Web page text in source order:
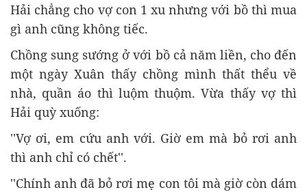
Hải chẳng cho vợ con 1 xu nhưng với bồ thì mua
gì anh cũng không tiếc.
Chồng sung sướng ở với bồ cả năm liền, cho đến
một ngày Xuân thấy chồng mình thất thểu về
nhà, quần áo thì luộm thuộm. Vừa thấy vợ thì
Hải quỳ xuống:
''Vợ ơi, em cứu anh với. Giờ em mà bỏ rơi anh
thì anh chỉ có chết''.
''Chính anh đã bỏ rơi mẹ con tôi mà giờ còn dám